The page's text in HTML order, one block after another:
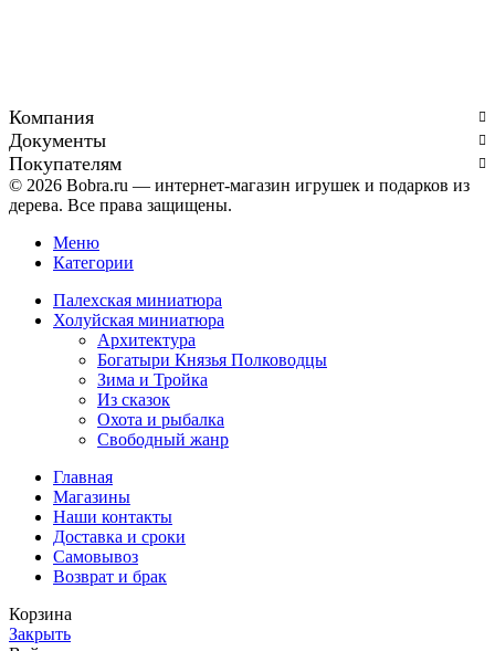
Компания
Документы
Покупателям
© 2026 Bobra.ru — интернет-магазин игрушек и подарков из
дерева. Все права защищены.
Меню
Категории
Палехская миниатюра
Холуйская миниатюра
Архитектура
Богатыри Князья Полководцы
Зима и Тройка
Из сказок
Охота и рыбалка
Свободный жанр
Главная
Магазины
Наши контакты
Доставка и сроки
Самовывоз
Возврат и брак
Корзина
Закрыть